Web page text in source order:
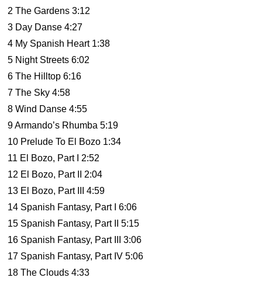
2 The Gardens 3:12
3 Day Danse 4:27
4 My Spanish Heart 1:38
5 Night Streets 6:02
6 The Hilltop 6:16
7 The Sky 4:58
8 Wind Danse 4:55
9 Armando’s Rhumba 5:19
10 Prelude To El Bozo 1:34
11 El Bozo, Part I 2:52
12 El Bozo, Part II 2:04
13 El Bozo, Part III 4:59
14 Spanish Fantasy, Part I 6:06
15 Spanish Fantasy, Part II 5:15
16 Spanish Fantasy, Part III 3:06
17 Spanish Fantasy, Part IV 5:06
18 The Clouds 4:33